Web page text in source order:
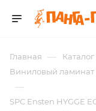
Главная — Каталог
Виниловый ламинат
—
SPC Ensten HYGGE